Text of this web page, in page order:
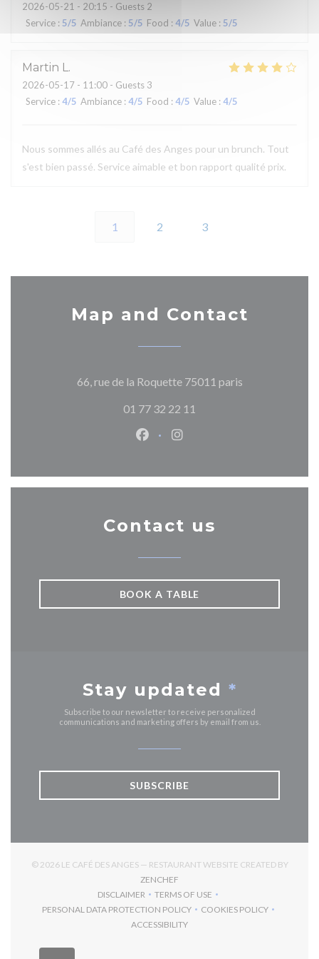
2026-05-21 - 20:15 - Guests 2
Service : 5/5 Ambiance : 5/5 Food : 4/5 Value : 5/5
Martin L
2026-05-17 - 11:00 - Guests 3
Service : 4/5 Ambiance : 4/5 Food : 4/5 Value : 4/5
Nous sommes allés au Café des Anges pour un brunch. Tout
s'est bien passé. Service aimable et bon rapport qualité prix.
1 2 3
Map and Contact
66, rue de la Roquette 75011 paris((opens in a
01 77 32 22 11
Facebook ((opens in a new
Instagram ((opens in a
Contact us
BOOK A TABLE
Stay updated *
Subscribe to our newsletter to receive personalized
communications and marketing offers by email from us.
SUBSCRIBE
© 2026 LE CAFÉ DES ANGES — RESTAURANT WEBSITE CREATED BY
ZENCHEF
DISCLAIMER
((OPENS IN A NEW WINDOW))
TERMS OF USE
((OPENS IN A NEW WINDOW))
PERSONAL DATA PROTECTION POLICY
((OPENS IN A NEW WINDOW))
COOKIES POLICY
((OPENS IN A NEW
ACCESSIBILITY
((OPENS IN A NEW WINDOW))